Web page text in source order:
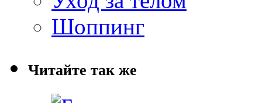
Шоппинг
Читайте так же